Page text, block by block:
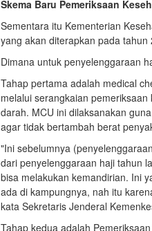
Skema Baru Pemeriksaan
Sementara itu Kementerian
yang akan diterapkan pada tahun
Dimana untuk penyelenggaraan
Tahap pertama adalah medical
melalui serangkaian
darah. MCU ini dilaksanakan
agar tidak bertambah berat
"Ini sebelumnya
dari penyelenggaraan haji tahun
bisa melakukan kemandirian. Ini
ada di kampungnya, nah itu
kata Sekretaris Jenderal
Tahap kedua adalah